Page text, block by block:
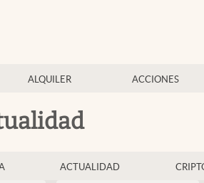
ALQUILER ACCIONES
ACTUALIDAD